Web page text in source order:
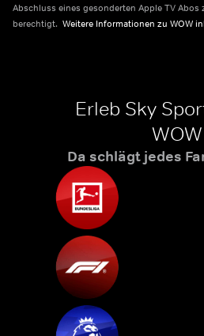
Abschluss eines gesonderten Apple TV Abos
berechtigt. Weitere Informationen zu WOW
Erleb Sky
WOW
Da schlägt jedes